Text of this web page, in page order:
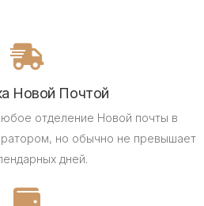
Новой Почтой
отделение Новой почты в
но обычно не превышает
дней.